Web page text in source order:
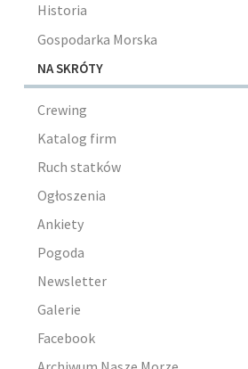
Historia
Gospodarka Morska
NA SKRÓTY
Crewing
Katalog firm
Ruch statków
Ogłoszenia
Ankiety
Pogoda
Newsletter
Galerie
Facebook